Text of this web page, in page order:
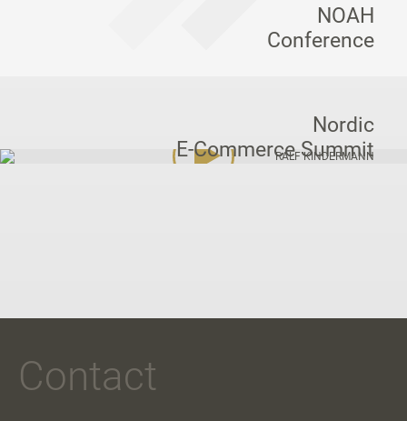
NOAH
Conference
RALF KINDERMANN
Nordic
E-Commerce Summit
Contact